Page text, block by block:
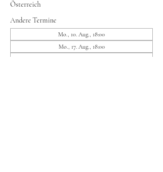
Österreich
Andere Termine
Mo., 10. Aug., 18:00
Mo., 17. Aug., 18:00